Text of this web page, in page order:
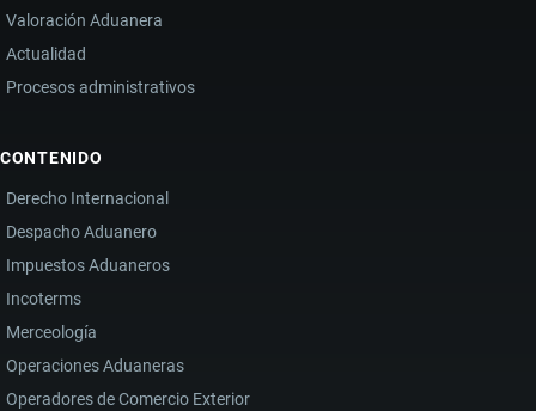
Valoración Aduanera
Actualidad
Procesos administrativos
CONTENIDO
Derecho Internacional
Despacho Aduanero
Impuestos Aduaneros
Incoterms
Merceología
Operaciones Aduaneras
Operadores de Comercio Exterior